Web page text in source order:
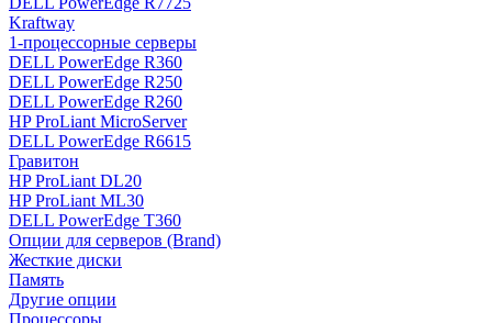
Kraftway
1-процессорные серверы
DELL PowerEdge R360
DELL PowerEdge R250
DELL PowerEdge R260
HP ProLiant MicroServer
DELL PowerEdge R6615
Гравитон
HP ProLiant DL20
HP ProLiant ML30
DELL PowerEdge T360
Опции для серверов (Brand)
Жесткие диски
Память
Другие опции
Процессоры